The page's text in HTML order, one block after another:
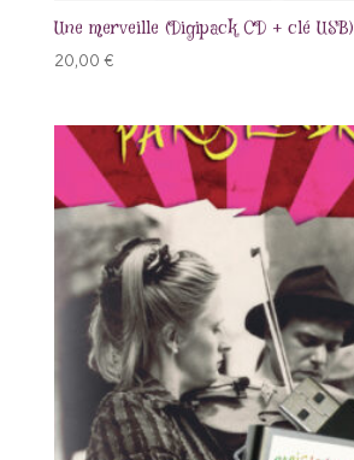
Une merveille (Digipack CD + clé USB)
20,00 €